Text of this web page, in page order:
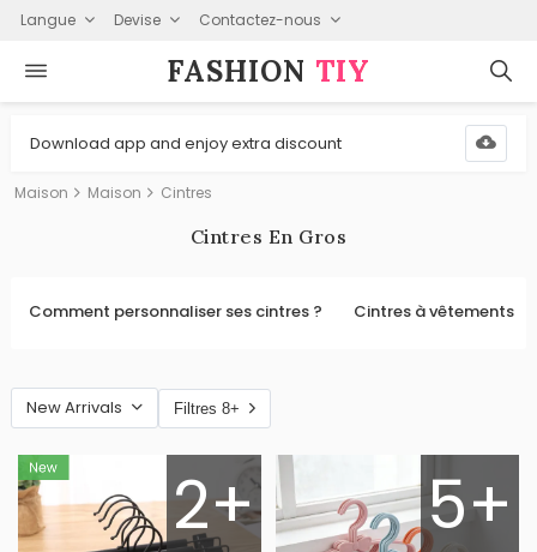
Langue Devise Contactez-nous
FASHION⁠ TIY
Download app and enjoy extra discount
Maison Maison Cintres
Cintres En Gros
Comment personnaliser ses cintres ? Cintres à vêtements
New Arrivals Filtres 8+
2+ 5+